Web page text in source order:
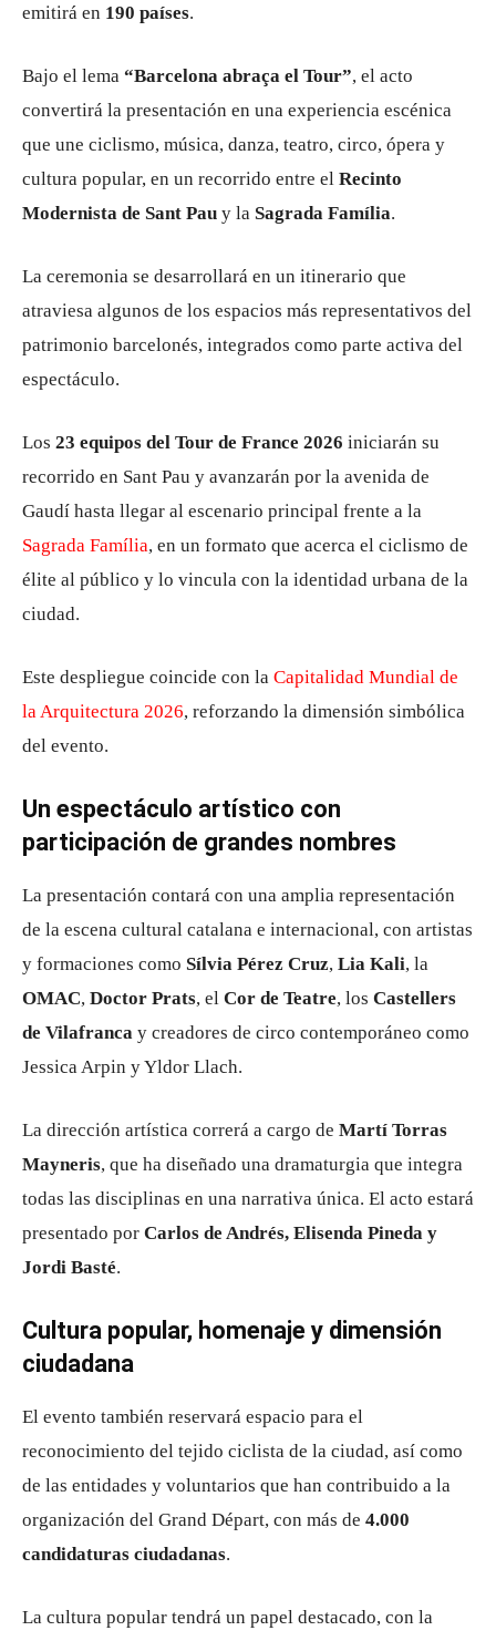
emitirá en 190 países.
Bajo el lema “Barcelona abraça el Tour”, el acto
convertirá la presentación en una experiencia escénica
que une ciclismo, música, danza, teatro, circo, ópera y
cultura popular, en un recorrido entre el Recinto
Modernista de Sant Pau y la Sagrada Família.
La ceremonia se desarrollará en un itinerario que
atraviesa algunos de los espacios más representativos del
patrimonio barcelonés, integrados como parte activa del
espectáculo.
Los 23 equipos del Tour de France 2026 iniciarán su
recorrido en Sant Pau y avanzarán por la avenida de
Gaudí hasta llegar al escenario principal frente a la
Sagrada Família, en un formato que acerca el ciclismo de
élite al público y lo vincula con la identidad urbana de la
ciudad.
Este despliegue coincide con la Capitalidad Mundial de
la Arquitectura 2026, reforzando la dimensión simbólica
del evento.
Un espectáculo artístico con
participación de grandes nombres
La presentación contará con una amplia representación
de la escena cultural catalana e internacional, con artistas
y formaciones como Sílvia Pérez Cruz, Lia Kali, la
OMAC, Doctor Prats, el Cor de Teatre, los Castellers
de Vilafranca y creadores de circo contemporáneo como
Jessica Arpin y Yldor Llach.
La dirección artística correrá a cargo de Martí Torras
Mayneris, que ha diseñado una dramaturgia que integra
todas las disciplinas en una narrativa única. El acto estará
presentado por Carlos de Andrés, Elisenda Pineda y
Jordi Basté.
Cultura popular, homenaje y dimensión
ciudadana
El evento también reservará espacio para el
reconocimiento del tejido ciclista de la ciudad, así como
de las entidades y voluntarios que han contribuido a la
organización del Grand Départ, con más de 4.000
candidaturas ciudadanas.
La cultura popular tendrá un papel destacado, con la